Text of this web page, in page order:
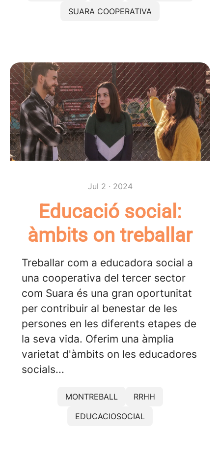
SUARA COOPERATIVA
Jul 2 · 2024
Educació social:
àmbits on treballar
Treballar com a educadora social a
una cooperativa del tercer sector
com Suara és una gran oportunitat
per contribuir al benestar de les
persones en les diferents etapes de
la seva vida. Oferim una àmplia
varietat d'àmbits on les educadores
socials...
MONTREBALL
RRHH
EDUCACIOSOCIAL